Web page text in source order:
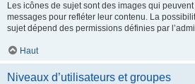
Les icônes de sujet sont des images qui
messages pour refléter leur contenu. La
sujet dépend des permissions définies par
Haut
Niveaux d’utilisateurs et groupes